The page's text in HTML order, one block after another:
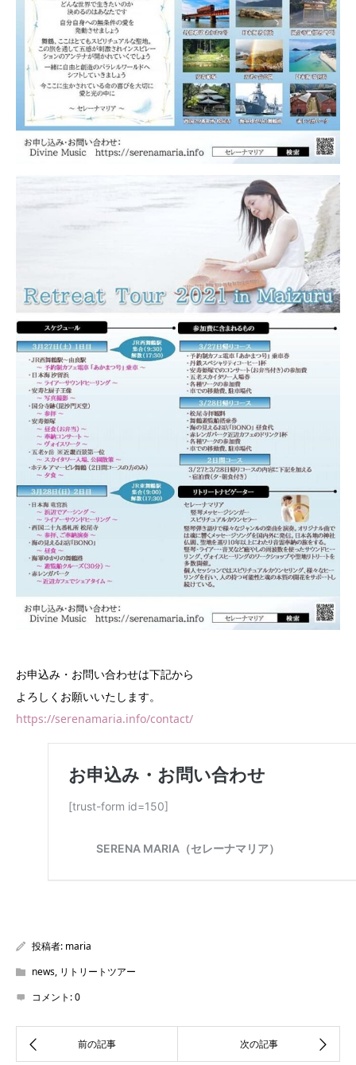
お申込み・お問い合わせは下記から
よろしくお願いいたします。
https://serenamaria.info/contact/
投稿者: maria
news, リトリートツアー
コメント:0